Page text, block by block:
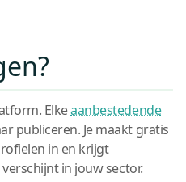
Elkeaanbestedende
publiceren. Je maakt gratis
in en krijgt
in jouw sector.